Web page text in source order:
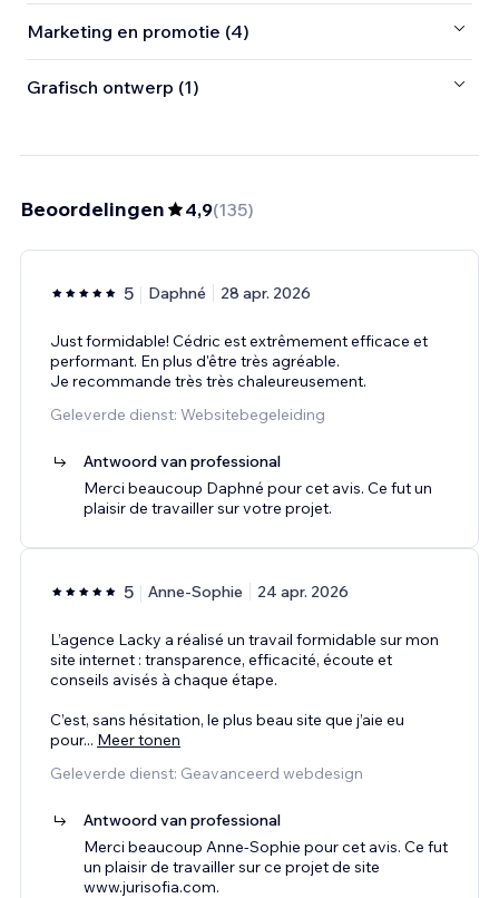
Marketing en promotie (4)
Grafisch ontwerp (1)
Beoordelingen 4,9(135)
5 Daphné 28 apr. 2026
Just formidable! Cédric est extrêmement efficace et
performant. En plus d'être très agréable.
Je recommande très très chaleureusement.
Geleverde dienst: Websitebegeleiding
Antwoord van professional
Merci beaucoup Daphné pour cet avis. Ce fut un
plaisir de travailler sur votre projet.
5 Anne-Sophie 24 apr. 2026
L’agence Lacky a réalisé un travail formidable sur mon
site internet : transparence, efficacité, écoute et
conseils avisés à chaque étape.
C’est, sans hésitation, le plus beau site que j’aie eu
pour... Meer tonen
Geleverde dienst: Geavanceerd webdesign
Antwoord van professional
Merci beaucoup Anne-Sophie pour cet avis. Ce fut
un plaisir de travailler sur ce projet de site
www.jurisofia.com.